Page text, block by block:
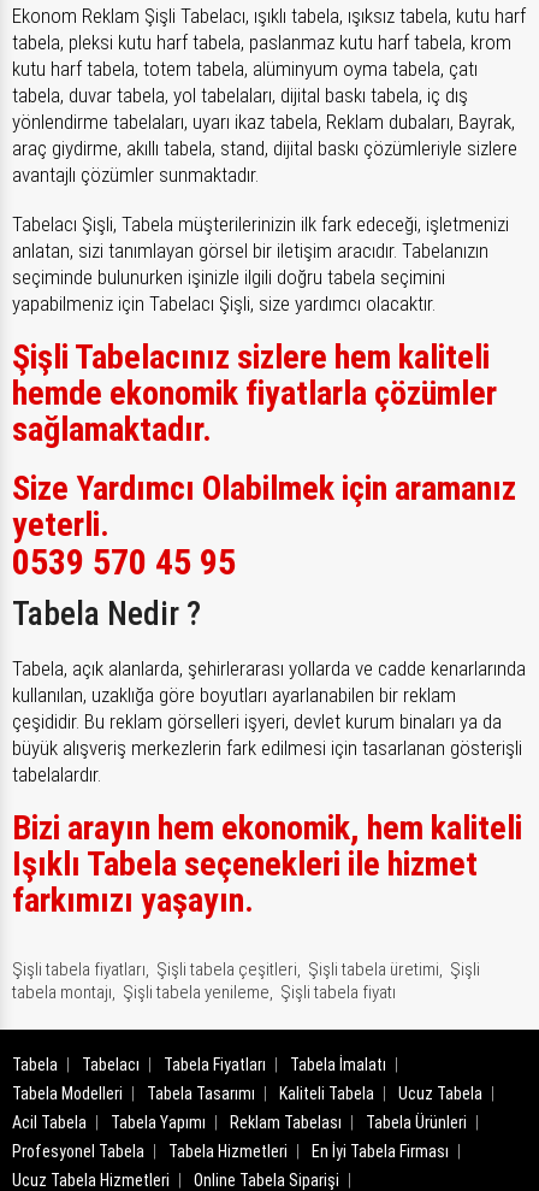
Ekonom Reklam Şişli Tabelacı, ışıklı tabela, ışıksız tabela, kutu harf
tabela, pleksi kutu harf tabela, paslanmaz kutu harf tabela, krom
kutu harf tabela, totem tabela, alüminyum oyma tabela, çatı
tabela, duvar tabela, yol tabelaları, dijital baskı tabela, iç dış
yönlendirme tabelaları, uyarı ikaz tabela, Reklam dubaları, Bayrak,
araç giydirme, akıllı tabela, stand, dijital baskı çözümleriyle sizlere
avantajlı çözümler sunmaktadır.
Tabelacı Şişli, Tabela müşterilerinizin ilk fark edeceği, işletmenizi
anlatan, sizi tanımlayan görsel bir iletişim aracıdır. Tabelanızın
seçiminde bulunurken işinizle ilgili doğru tabela seçimini
yapabilmeniz için Tabelacı Şişli, size yardımcı olacaktır.
Şişli Tabelacınız sizlere hem kaliteli
hemde ekonomik fiyatlarla çözümler
sağlamaktadır.
Size Yardımcı Olabilmek için aramanız
yeterli.
0539 570 45 95
Tabela Nedir ?
Tabela, açık alanlarda, şehirlerarası yollarda ve cadde kenarlarında
kullanılan, uzaklığa göre boyutları ayarlanabilen bir reklam
çeşididir. Bu reklam görselleri işyeri, devlet kurum binaları ya da
büyük alışveriş merkezlerin fark edilmesi için tasarlanan gösterişli
tabelalardır.
Bizi arayın hem ekonomik, hem kaliteli
Işıklı Tabela seçenekleri ile hizmet
farkımızı yaşayın.
Şişli tabela fiyatları, Şişli tabela çeşitleri, Şişli tabela üretimi, Şişli
tabela montajı, Şişli tabela yenileme, Şişli tabela fiyatı
Tabela Tabelacı Tabela Fiyatları
Tabela İmalatı
Tabela Modelleri
Tabela Tasarımı Kaliteli Tabela
Ucuz Tabela
Acil Tabela
Tabela Yapımı Reklam Tabelası
Tabela Ürünleri
Profesyonel Tabela
Tabela Hizmetleri
En İyi Tabela Firması
Ucuz Tabela Hizmetleri
Online Tabela Siparişi